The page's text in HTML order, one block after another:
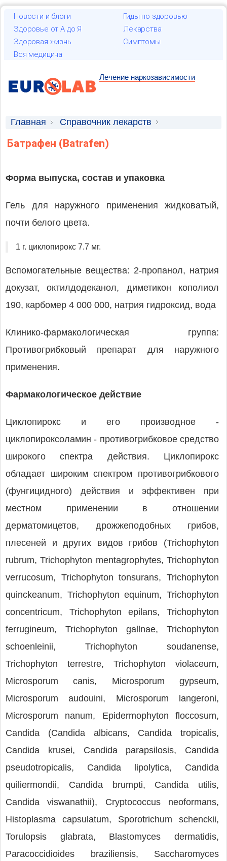
Новости и блоги
Гиды по здоровью
Здоровье от А до Я
Лекарства
Здоровая жизнь
Симптомы
Вся медицина
Лечение наркозависимости
Главная
Справочник лекарств
Лекарственные средства
Батрафен (Batrafen)
Форма выпуска, состав и упаковка
Гель для наружного применения жидковатый,
почти белого цвета.
1 г. циклопирокс 7.7 мг.
Вспомогательные вещества: 2-пропанол, натрия
докузат, октилдодеканол, диметикон кополиол
190, карбомер 4 000 000, натрия гидроксид, вода
Клинико-фармакологическая группа:
Противогрибковый препарат для наружного
применения.
Фармакологическое действие
Циклопирокс и его производное -
циклопироксоламин - противогрибковое средство
широкого спектра действия. Циклопирокс
обладает широким спектром противогрибкового
(фунгицидного) действия и эффективен при
местном применении в отношении
дерматомицетов, дрожжеподобных грибов,
плесеней и других видов грибов (Trichophyton
rubrum, Trichophyton mentagrophytes, Trichophyton
verrucosum, Trichophyton tonsurans, Trichophyton
quinckeanum, Trichophyton equinum, Trichophyton
concentricum, Trichophyton epilans, Trichophyton
ferrugineum, Trichophyton gallnae, Trichophyton
schoenleinii, Trichophyton soudanense,
Trichophyton terrestre, Trichophyton violaceum,
Microsporum canis, Microsporum gypseum,
Microsporum audouini, Microsporum langeroni,
Microsporum nanum, Epidermophyton floccosum,
Candida (Candida albicans, Candida tropicalis,
Candida krusei, Candida parapsilosis, Candida
pseudotropicalis, Candida lipolytica, Candida
quiliermondii, Candida brumpti, Candida utilis,
Candida viswanathii), Cryptococcus neoformans,
Histoplasma capsulatum, Sporotrichum schenckii,
Torulopsis glabrata, Blastomyces dermatidis,
Paracoccidioides braziliensis, Saccharomyces